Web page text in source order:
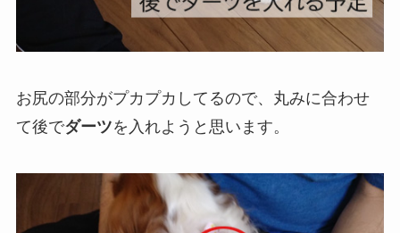
お尻の部分がプカプカしてるので、丸みに合わせ
て後でダーツを入れようと思います。